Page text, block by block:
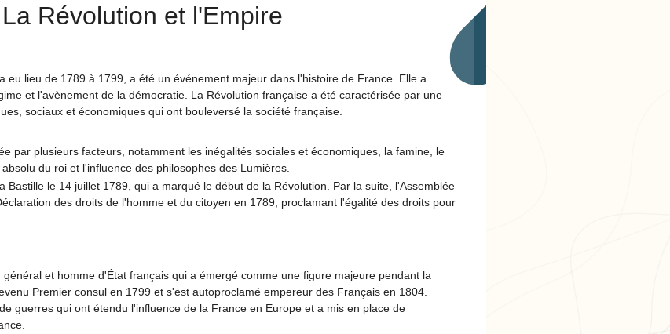
La Révolution et l'Empire
eu lieu de 1789 à 1799, a été un événement majeur dans l'histoire de France. Elle a
et l'avènement de la démocratie. La Révolution française a été caractérisée par une
sociaux et économiques qui ont bouleversé la société française.
par plusieurs facteurs, notamment les inégalités sociales et économiques, la famine, le
du roi et l'influence des philosophes des Lumières.
Bastille le 14 juillet 1789, qui a marqué le début de la Révolution. Par la suite, l'Assemblée
des droits de l'homme et du citoyen en 1789, proclamant l'égalité des droits pour
et homme d'État français qui a émergé comme une figure majeure pendant la
Premier consul en 1799 et s'est autoproclamé empereur des Français en 1804.
guerres qui ont étendu l'influence de la France en Europe et a mis en place de